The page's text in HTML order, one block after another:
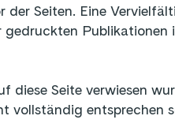
Seiten. Eine
gedruckten Publikationen
Seite verwiesen
vollständig entsprechen